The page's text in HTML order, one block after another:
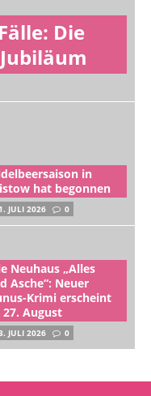
Die
in
hat begonnen
JULI 2026 0
Neuhaus „Alles
Asche“: Neuer
Krimi erscheint
27. August
JULI 2026 0